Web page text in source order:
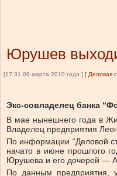
Юрушев
[17:31 09 марта 2010 года ] [ Деловая
Экс-совладелец банка
В мае нынешнего года в
Владелец предприятия
По информации “Деловой
начато в июне прошлого
Юрушева и его дочерей —
По данным предприятия,